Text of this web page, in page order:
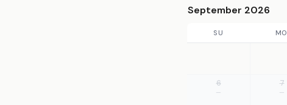
September 2026
SU MO
6
—
7
—